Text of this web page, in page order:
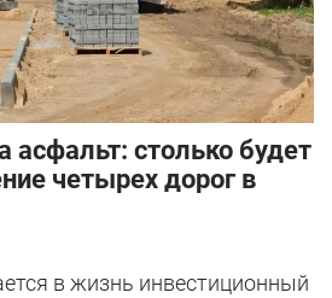
асфальт: столько будет
четырех дорог в
в жизнь инвестиционный